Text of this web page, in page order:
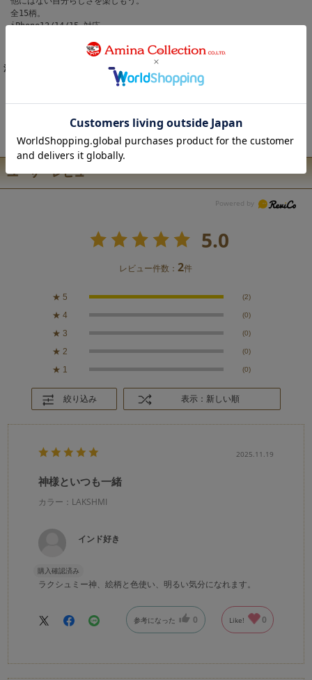
全15柄。
iPhone13/14/15 対応。
隙間が発生しますが使用に問題ございません。
注意事項
こちらの商品は職人による手作りとなります。 ◆生地の取り方により1点1点
C/スマホのモニターの設定により、実際の商品の色味と表示される色に違い
ユーザーレビュー
5.0
レビュー件数：2件
★ 5 (2)
★ 4 (0)
★ 3 (0)
★ 2 (0)
★ 1 (0)
絞り込み 表示：新しい順
2025.11.19
神様といつも一緒
カラー：LAKSHMI
インド好き
購入確認済み
ラクシュミー神、絵柄と色使い、明るい気分になれます。
参考になった 0 Like! 0